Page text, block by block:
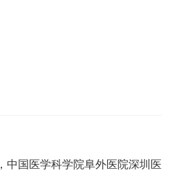
，中国医学科学院阜外医院深圳医